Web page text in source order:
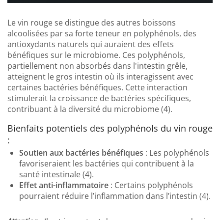
Le vin rouge se distingue des autres boissons
alcoolisées par sa forte teneur en polyphénols, des
antioxydants naturels qui auraient des effets
bénéfiques sur le microbiome. Ces polyphénols,
partiellement non absorbés dans l'intestin grêle,
atteignent le gros intestin où ils interagissent avec
certaines bactéries bénéfiques. Cette interaction
stimulerait la croissance de bactéries spécifiques,
contribuant à la diversité du microbiome (4).
Bienfaits potentiels des polyphénols du vin rouge
:
Soutien aux bactéries bénéfiques : Les polyphénols
favoriseraient les bactéries qui contribuent à la
santé intestinale (4).
Effet anti-inflammatoire : Certains polyphénols
pourraient réduire l’inflammation dans l’intestin (4).